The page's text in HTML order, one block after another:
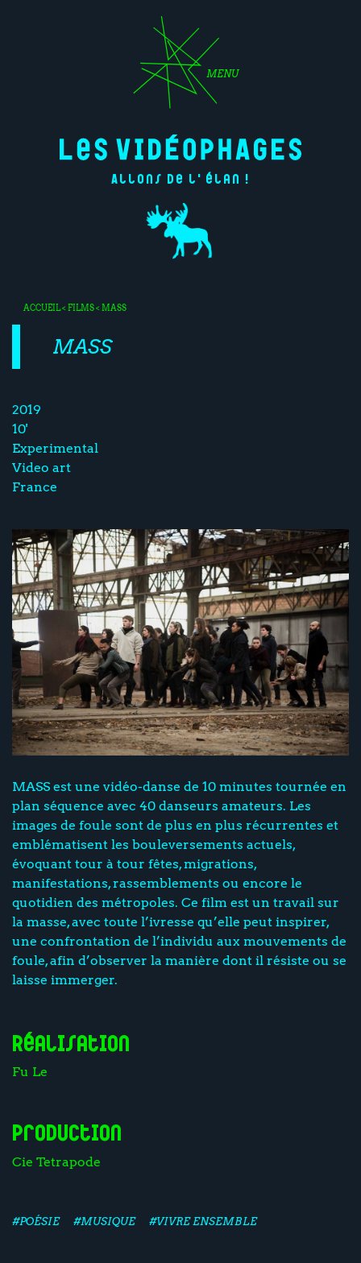
MENU
Allons de l'élan !
ACCUEIL< FILMS< MASS
MASS
2019
10'
Experimental
Video art
France
MASS est une vidéo-danse de 10 minutes tournée en
plan séquence avec 40 danseurs amateurs. Les
images de foule sont de plus en plus récurrentes et
emblématisent les bouleversements actuels,
évoquant tour à tour fêtes, migrations,
manifestations, rassemblements ou encore le
quotidien des métropoles. Ce film est un travail sur
la masse, avec toute l’ivresse qu’elle peut inspirer,
une confrontation de l’individu aux mouvements de
foule, afin d’observer la manière dont il résiste ou se
laisse immerger.
Réalisation
Fu Le
Production
Cie Tetrapode
#POÉSIE #MUSIQUE #VIVRE ENSEMBLE